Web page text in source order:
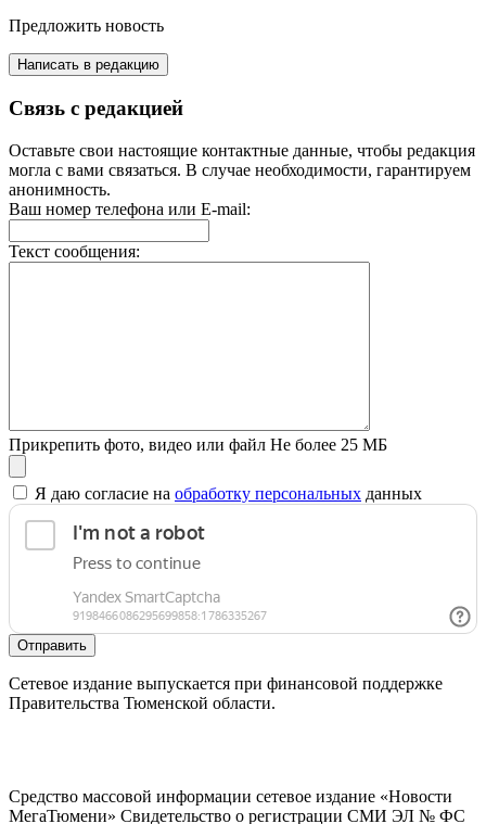
Предложить новость
Написать в редакцию
Связь с редакцией
Оставьте свои настоящие контактные данные, чтобы редакция
могла с вами связаться. В случае необходимости, гарантируем
анонимность.
Ваш номер телефона или E-mail:
Текст сообщения:
Прикрепить фото, видео или файл Не более 25 МБ
Я даю согласие на обработку персональных данных
Отправить
Сетевое издание выпускается при финансовой поддержке
Правительства Тюменской области.
Средство массовой информации сетевое издание «Новости
МегаТюмени» Свидетельство о регистрации СМИ ЭЛ № ФС